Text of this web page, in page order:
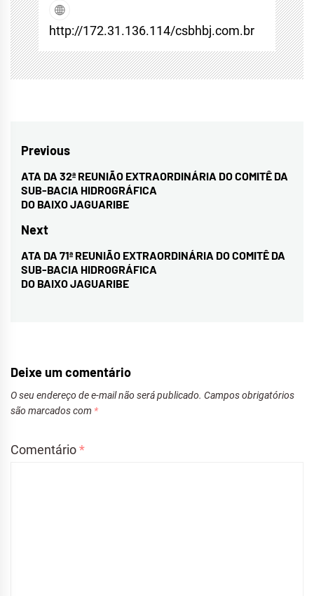
http://172.31.136.114/csbhbj.com.br
Navegação
de
Post
Previous
Previous
post:
ATA DA 32ª REUNIÃO EXTRAORDINÁRIA DO COMITÊ DA
SUB-BACIA HIDROGRÁFICA
DO BAIXO JAGUARIBE
Next
Next
post:
ATA DA 71ª REUNIÃO EXTRAORDINÁRIA DO COMITÊ DA
SUB-BACIA HIDROGRÁFICA
DO BAIXO JAGUARIBE
Deixe um comentário
O seu endereço de e-mail não será publicado. Campos obrigatórios
são marcados com *
Comentário*